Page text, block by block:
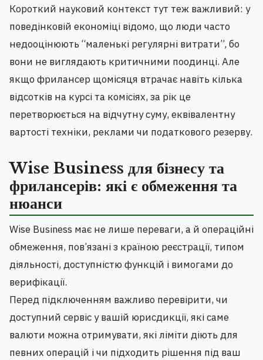
Короткий науковий контекст тут теж важливий: у
поведінковій економіці відомо, що люди часто
недооцінюють “маленькі регулярні витрати”, бо
вони не виглядають критичними поодинці. Але
якщо фрилансер щомісяця втрачає навіть кілька
відсотків на курсі та комісіях, за рік це
перетворюється на відчутну суму, еквівалентну
вартості техніки, реклами чи податкового резерву.
Wise Business для бізнесу та
фрилансерів: які є обмеження та
нюанси
Wise Business має не лише переваги, а й операційні
обмеження, пов’язані з країною реєстрації, типом
діяльності, доступністю функцій і вимогами до
верифікації.
Перед підключенням важливо перевірити, чи
доступний сервіс у вашій юрисдикції, які саме
валюти можна отримувати, які ліміти діють для
певних операцій і чи підходить рішення під ваш